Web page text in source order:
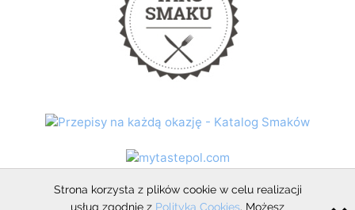
Strona korzysta z plików cookie w celu realizacji
usług zgodnie z Polityką Cookies. Możesz